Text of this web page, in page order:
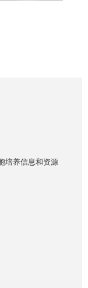
培养信息和资源